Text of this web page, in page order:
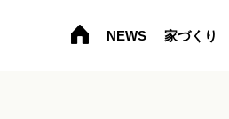
NEWS 家づくり